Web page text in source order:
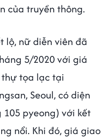
của truyền thông.
lộ, nữ diễn viên đã
5/2020 với giá
thự tọa lạc tại
Seoul, có diện
pyeong) với kết
nổi. Khi đó, giá giao